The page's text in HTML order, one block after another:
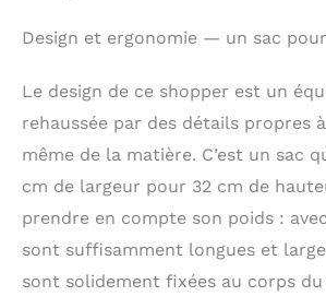
Design et ergonomie — un sac
Le design de ce shopper est un
rehaussée par des détails propres
même de la matière. C’est un sac
cm de largeur pour 32 cm de
prendre en compte son poids :
sont suffisamment longues et
sont solidement fixées au corps